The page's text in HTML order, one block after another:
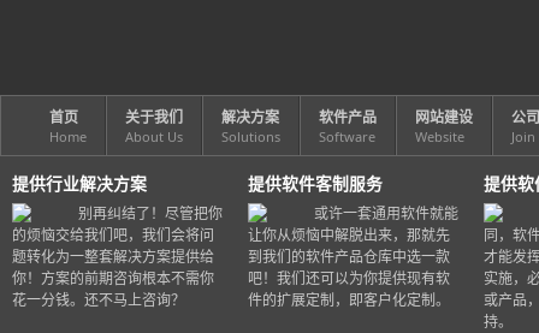
首页
Home
关于我们
About Us
解决方案
Solutions
软件产品
Software
网站建设
Website
公
Join
提供行业解决方案
别再纠结了！尽管把你
的烦恼交给我们吧，我们会将问
题转化为一整套解决方案提供给
你！方案的前期咨询根本不需你
花一分钱。还不马上咨询？
提供软件客制服务
或许一套通用软件就能
让你从烦恼中解脱出来，那就先
到我们的软件产品仓库中选一款
吧！我们还可以为你提供现有软
件的扩展定制，即客户化定制。
提供软
同，软
才能发
实施，
或产品
持。